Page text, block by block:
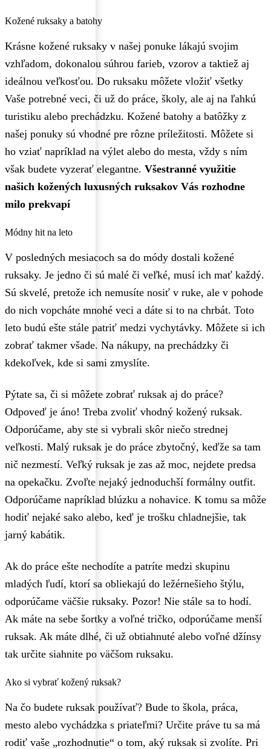
Kožené ruksaky a batohy
Krásne kožené ruksaky v našej ponuke lákajú svojim
vzhľadom, dokonalou súhrou farieb, vzorov a taktiež aj
ideálnou veľkosťou. Do ruksaku môžete vložiť všetky
Vaše potrebné veci, či už do práce, školy, ale aj na ľahkú
turistiku alebo prechádzku. Kožené batohy a batôžky z
našej ponuky sú vhodné pre rôzne príležitosti. Môžete si
ho vziať napríklad na výlet alebo do mesta, vždy s ním
však budete vyzerať elegantne. Všestranné využitie
našich kožených luxusných ruksakov Vás rozhodne
milo prekvapí
Módny hit na leto
V posledných mesiacoch sa do módy dostali kožené
ruksaky. Je jedno či sú malé či veľké, musí ich mať každý.
Sú skvelé, pretože ich nemusíte nosiť v ruke, ale v pohode
do nich vopcháte mnohé veci a dáte si to na chrbát. Toto
leto budú ešte stále patriť medzi vychytávky. Môžete si ich
zobrať takmer všade. Na nákupy, na prechádzky či
kdekoľvek, kde si sami zmyslíte.
Pýtate sa, či si môžete zobrať ruksak aj do práce?
Odpoveď je áno! Treba zvoliť vhodný kožený ruksak.
Odporúčame, aby ste si vybrali skôr niečo strednej
veľkosti. Malý ruksak je do práce zbytočný, keďže sa tam
nič nezmestí. Veľký ruksak je zas až moc, nejdete predsa
na opekačku. Zvoľte nejaký jednoduchší formálny outfit.
Odporúčame napríklad blúzku a nohavice. K tomu sa môže
hodiť nejaké sako alebo, keď je trošku chladnejšie, tak
jarný kabátik.
Ak do práce ešte nechodíte a patríte medzi skupinu
mladých ľudí, ktorí sa obliekajú do ležérnešieho štýlu,
odporúčame väčšie ruksaky. Pozor! Nie stále sa to hodí.
Ak máte na sebe šortky a voľné tričko, odporúčame menší
ruksak. Ak máte dlhé, či už obtiahnuté alebo voľné džínsy
tak určite siahnite po väčšom ruksaku.
Ako si vybrať kožený ruksak?
Na čo budete ruksak používať? Bude to škola, práca,
mesto alebo vychádzka s priateľmi? Určite práve tu sa má
rodiť vaše „rozhodnutie“ o tom, aký ruksak si zvolíte. Pri